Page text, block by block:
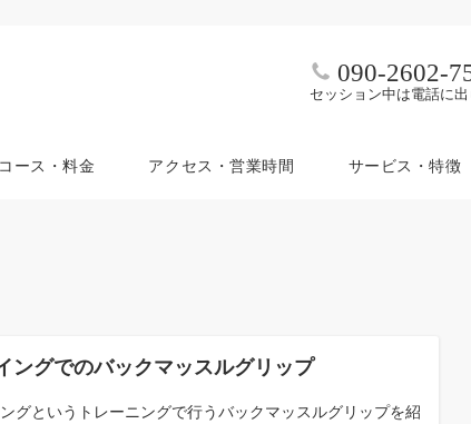
090-2602-
セッション中は電話に
コース・料金 アクセス・営業時間 サービス・特徴
ングでのバックマッスルグリップ
グというトレーニングで行うバックマッスルグリップを紹